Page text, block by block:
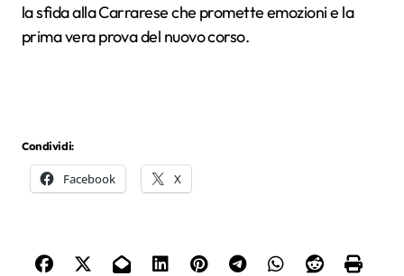
la sfida alla Carrarese che promette emozioni e la
prima vera prova del nuovo corso.
Condividi:
Facebook X